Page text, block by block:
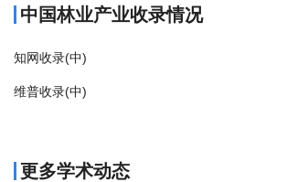
中国林业产业收录情况
知网收录(中)
维普收录(中)
更多学术动态